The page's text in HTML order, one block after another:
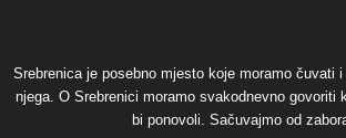
Srebrenica je posebno mjesto koje moramo čuvati
njega. O Srebrenici moramo svakodnevno govoriti
bi ponovoli. Sačuvajmo od